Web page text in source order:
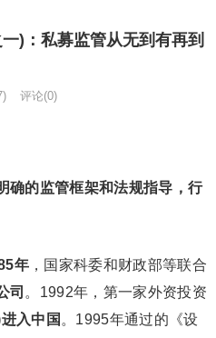
)：私募监管从无到有再到
评论(0)
确的监管框架和法规指导，行
年 ，国家科委和财政部等联合
司 。1992年，第一家外资投资
入中国 。1995年通过的《设